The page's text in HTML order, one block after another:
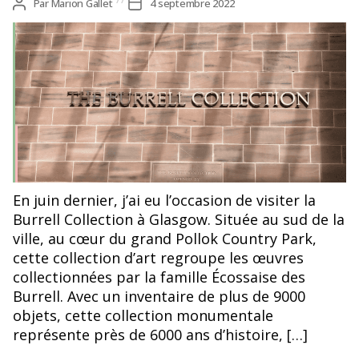
Auteur
de
l’article
Date
de
l’article
En juin dernier, j’ai eu l’occasion de visiter la
Burrell Collection à Glasgow. Située au sud de la
ville, au cœur du grand Pollok Country Park,
cette collection d’art regroupe les œuvres
collectionnées par la famille Écossaise des
Burrell. Avec un inventaire de plus de 9000
objets, cette collection monumentale
représente près de 6000 ans d’histoire, […]